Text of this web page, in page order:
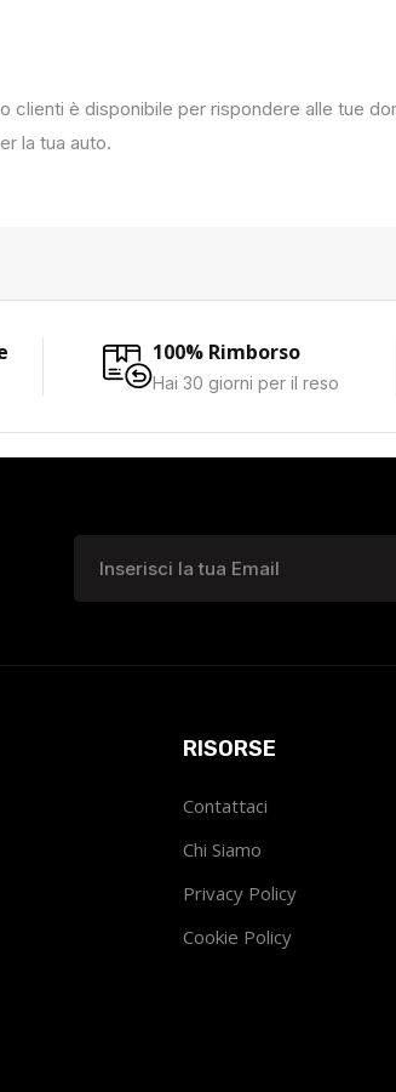
clienti è disponibile per rispondere alle tue
la tua auto.
100% Rimborso
Hai 30 giorni per il reso
RISORSE
Contattaci
Chi Siamo
Privacy Policy
Cookie Policy